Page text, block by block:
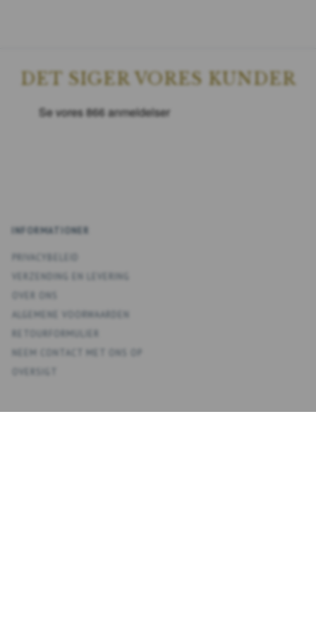
DET SIGER VORES KUNDER
INFORMATIONER
ALGEMENE VOORWAARDEN
RETOURFORMULIER
NEEM CONTACT MET ONS OP